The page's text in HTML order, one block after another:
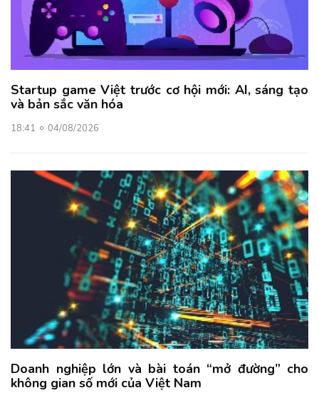
Startup game Việt trước cơ hội mới: AI, sáng tạo
và bản sắc văn hóa
18:41 04/08/2026
Doanh nghiệp lớn và bài toán “mở đường” cho
không gian số mới của Việt Nam